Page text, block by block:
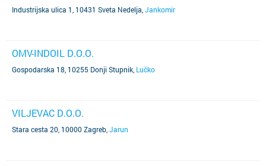
Industrijska ulica 1, 10431 Sveta Nedelja Jankomir
OMV-INDOIL D.O.O.
Gospodarska 18, 10255 Donji Stupnik Lučko
VILJEVAC D.O.O.
Stara cesta 20, 10000 Zagreb Jarun